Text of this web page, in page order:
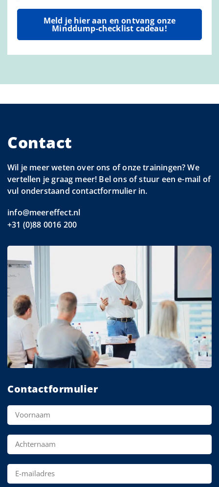
Meld je hier aan en ontvang onze
Minddump-checklist cadeau!
Contact
Wil je meer weten over ons of onze trainingen? We
vertellen je graag meer! Bel ons of stuur een e-mail of
vul onderstaand contactformulier in.
info@meereffect.nl
+31 (0)88 0016 200
Contactformulier